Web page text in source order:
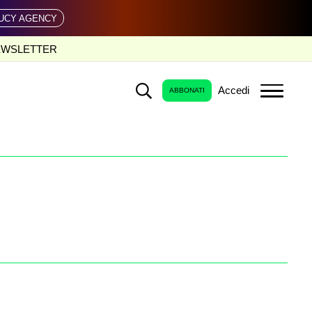
AGENCY
ABBONATI Accedi